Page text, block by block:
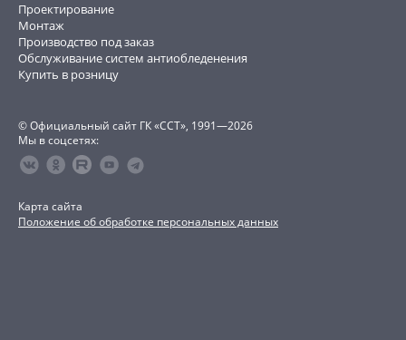
Проектирование
Монтаж
Производство под заказ
Обслуживание систем антиобледенения
Купить в розницу
© Официальный сайт ГК «ССТ», 1991—2026
Мы в соцсетях:
Карта сайта
Положение об обработке персональных данных